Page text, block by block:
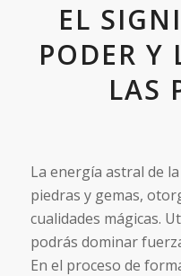
EL
PODER Y
LAS
La energía astral de
piedras y gemas,
cualidades mágicas.
podrás dominar
En el proceso de